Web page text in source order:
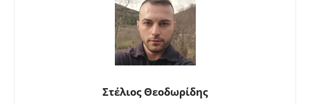
Στέλιος Θεοδωρίδης